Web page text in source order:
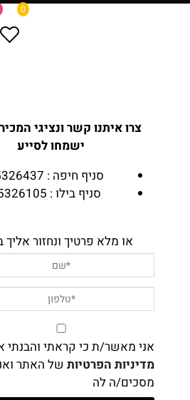
0
צרו איתנו קשר ונציגי
ישמחו לסייע
סניף חיפה : 054-5326437
סניף בילו : 054-5326105
או מלא פרטיך ונחזור
אני מאשר/ת כי קראתי והבנתי
מדיניות הפרטיות של האתר
מסכים/ה לה